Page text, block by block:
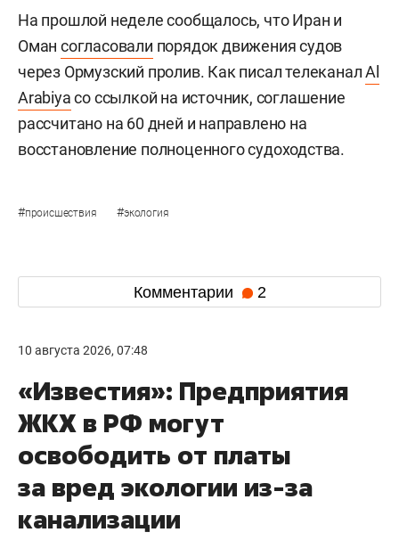
На прошлой неделе сообщалось, что Иран и
Оман согласовали порядок движения судов
через Ормузский пролив. Как писал телеканалAl
Arabiyaсо ссылкой на источник, соглашение
рассчитано на 60 дней и направлено на
восстановление полноценного судоходства.
#происшествия #экология
Комментарии 2
10 августа 2026, 07:48
«Известия»: Предприятия
ЖКХ в РФ могут
освободить от платы
за вред экологии из-за
канализации